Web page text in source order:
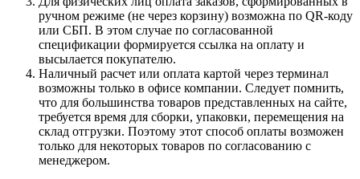
ручном режиме (не через корзину) возможна по QR-коду
или СБП. В этом случае по согласованной
спецификации формируется ссылка на оплату и
высылается покупателю.
Наличный расчет или оплата картой через терминал
возможны только в офисе компании. Следует помнить,
что для большинства товаров представленных на сайте,
требуется время для сборки, упаковки, перемещения на
склад отгрузки. Поэтому этот способ оплаты возможен
только для некоторых товаров по согласованию с
менеджером.